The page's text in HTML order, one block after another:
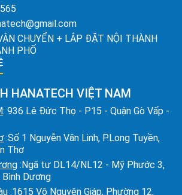
CHUYỂN + LẮP ĐẶT NỘI THÀNH
PHỐ
HANATECH VIỆT NAM
: 936 Lê Đức Thọ - P15 - Quận Gò Vấp -
:Số 1 Nguyễn Văn Linh, P.Long Tuyền,
Thơ
:Ngã tư DL14/NL12 - Mỹ Phước 3,
Bình Dương
:1615 Võ Nguyên Giáp, Phường 12,